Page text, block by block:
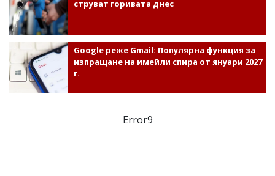
струват горивата днес
Google реже Gmail: Популярна функция за
изпращане на имейли спира от януари 2027
г.
Error9